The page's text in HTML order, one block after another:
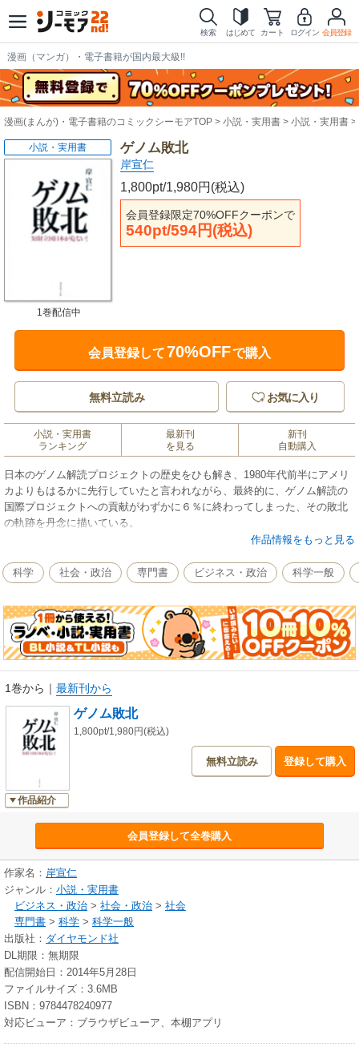
検索 はじめて カート ログイン 会員登録
漫画（マンガ）・電子書籍が国内最大級!!
漫画(まんが)・電子書籍のコミックシーモアTOP 小説・実用書 小説・実用書
ゲノム敗北
岸宣仁
1,800pt/1,980円(税込)
会員登録限定70%OFFクーポンで
540pt/594円(税込)
小説・実用書
1巻配信中
会員登録して70%OFFで購入
無料立読み お気に入り
小説・実用書
ランキング
最新刊
を見る
新刊
自動購入
日本のゲノム解読プロジェクトの歴史をひも解き、1980年代前半にアメリ
カよりもはるかに先行していたと言われながら、最終的に、ゲノム解読の
国際プロジェクトへの貢献がわずかに６％に終わってしまった、その敗北
の軌跡を丹念に描いている。
作品情報をもっと見る
科学 社会・政治 専門書 ビジネス・政治 科学一般
1巻から ｜ 最新刊から
作品紹介
ゲノム敗北
1,800pt/1,980円(税込)
無料立読み 登録して購入
会員登録して全巻購入
作家名： 岸宣仁
ジャンル： 小説・実用書
ビジネス・政治 > 社会・政治 > 社会
専門書 > 科学 > 科学一般
出版社： ダイヤモンド社
DL期限：無期限
配信開始日：2014年5月28日
ファイルサイズ：3.6MB
ISBN：9784478240977
対応ビューア：ブラウザビューア、本棚アプリ